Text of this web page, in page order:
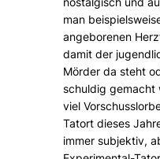
man
angeborenen
damit der
Mörder da steht
schuldig gemacht
viel
Tatort dieses
immer subjektiv,